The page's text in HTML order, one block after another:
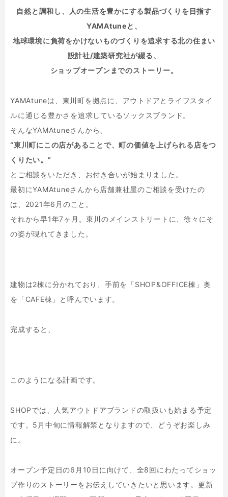
自然と調和し、人の生活を豊かにする製品づくりを目指す
YAMAtuneと、
地球環境に負荷をかけないものづくりを追求する北の住まい
設計社/建築研究社が綴る、
ショップオープンまでのストーリー。
YAMAtuneは、東川町を拠点に、アウトドアとライフスタイ
ルに通じる豊かさを追求しているソックスブランド。
そんなYAMAtuneさんから、
“東川町にこの店があることで、町の価値を上げられる店をつ
くりたい。”
とご相談をいただき、お付き合いが始まりました。
最初にYAMAtuneさんから店舗兼社屋のご相談を受けたの
は、2021年6月のこと。
それから早1年7ヶ月。東川のメインストリートに、徐々にそ
の姿が現れてきました。
建物は2棟に分かれており、手前を「SHOP&OFFICE棟」奥
を「CAFE棟」と呼んでいます。
完成すると、
このようになる計画です。
SHOPでは、人気アウトドアブランドの取扱いも始まる予定
です。5月中旬に情報解禁となりますので、どうぞお楽しみ
に。
オープン予定日の6月10日に向けて、全8回にわたってショッ
プ作りのストーリーをお伝えしていきたいと思います。更新